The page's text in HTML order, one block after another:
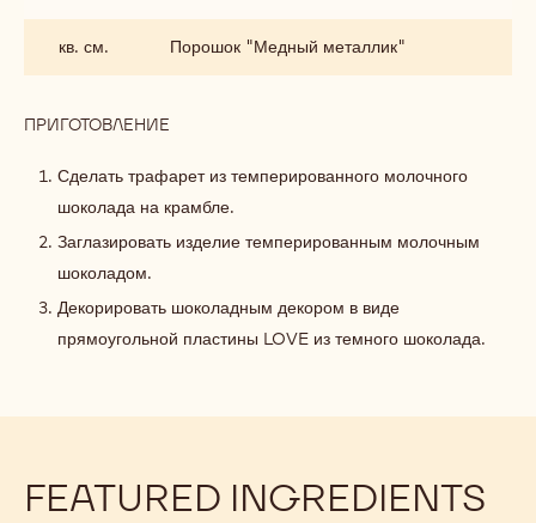
кв. см. Порошок "Медный металлик"
ПРИГОТОВЛЕНИЕ
Сделать трафарет из темперированного молочного
шоколада на крамбле.
Заглазировать изделие темперированным молочным
шоколадом.
Декорировать шоколадным декором в виде
прямоугольной пластины LOVE из темного шоколада.
FEATURED INGREDIENTS